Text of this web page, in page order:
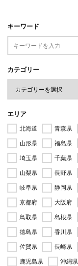
キーワード
カテゴリー
エリア
北海道 青森県
山形県
福島県
埼玉県
千葉県
山梨県
長野県
岐阜県
静岡県
京都府
大阪府
鳥取県
島根県
徳島県
香川県
佐賀県
長崎県
鹿児島県
沖縄県